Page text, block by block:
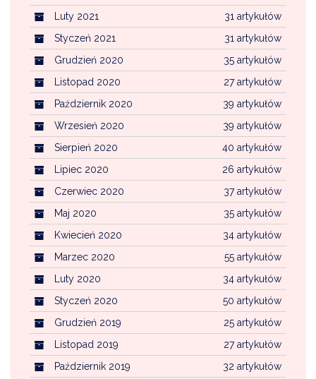
31 artykułów
Luty 2021
31 artykułów
Styczeń 2021
35 artykułów
Grudzień 2020
27 artykułów
Listopad 2020
39 artykułów
Październik 2020
39 artykułów
Wrzesień 2020
40 artykułów
Sierpień 2020
26 artykułów
Lipiec 2020
37 artykułów
Czerwiec 2020
35 artykułów
Maj 2020
34 artykułów
Kwiecień 2020
55 artykułów
Marzec 2020
34 artykułów
Luty 2020
50 artykułów
Styczeń 2020
25 artykułów
Grudzień 2019
27 artykułów
Listopad 2019
32 artykułów
Październik 2019